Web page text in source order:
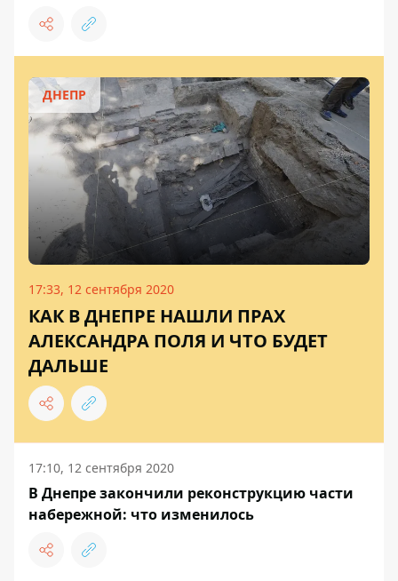
ДНЕПР
17:33, 12 сентября 2020
КАК В ДНЕПРЕ НАШЛИ ПРАХ
АЛЕКСАНДРА ПОЛЯ И ЧТО БУДЕТ
ДАЛЬШЕ
17:10, 12 сентября 2020
В Днепре закончили реконструкцию части
набережной: что изменилось